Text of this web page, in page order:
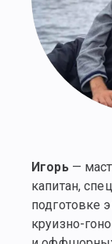
Игорь—
капитан,
подготовке
круизно-